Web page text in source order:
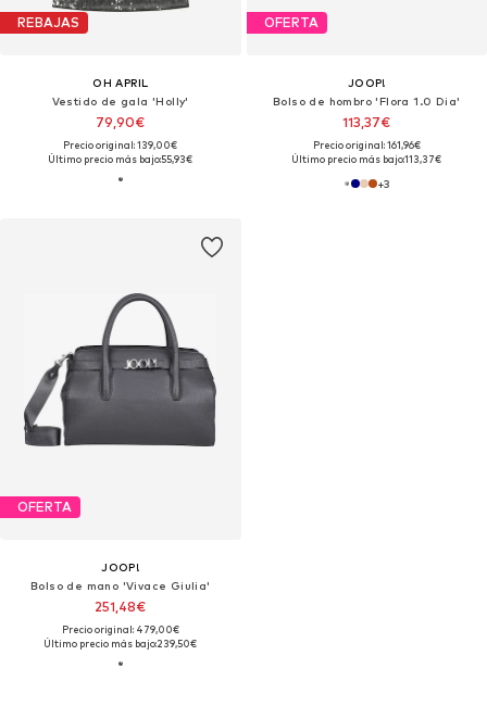
REBAJAS
OH APRIL
Vestido de gala 'Holly'
79,90€
Precio original: 139,00€
Último precio más bajo:55,93€
OFERTA
JOOP!
Bolso de hombro 'Flora 1.0 Dia'
113,37€
Precio original: 161,96€
Último precio más bajo:113,37€
+3
OFERTA
JOOP!
Bolso de mano 'Vivace Giulia'
251,48€
Precio original: 479,00€
Último precio más bajo:239,50€